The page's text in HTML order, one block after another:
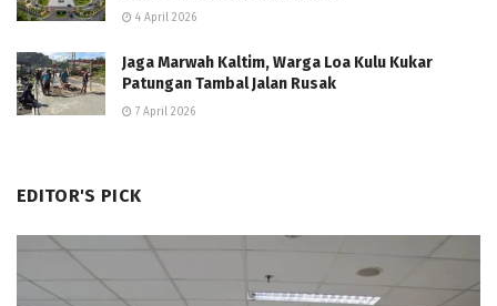
4 April 2026
Jaga Marwah Kaltim, Warga Loa Kulu Kukar
Patungan Tambal Jalan Rusak
7 April 2026
EDITOR'S PICK